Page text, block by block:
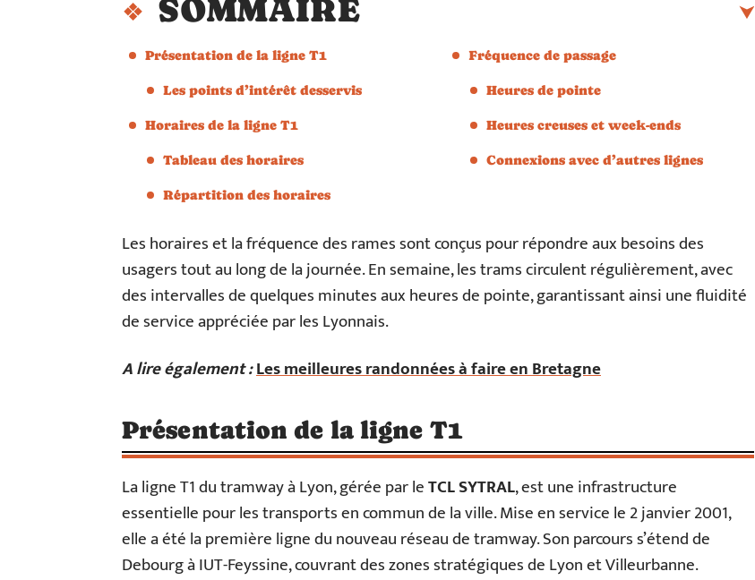
SOMMAIRE
Présentation de la ligne T1
Les points d’intérêt desservis
Horaires de la ligne T1
Tableau des horaires
Répartition des horaires
Fréquence de passage
Heures de pointe
Heures creuses et week-ends
Connexions avec d’autres lignes
Les horaires et la fréquence des rames sont conçus pour répondre aux besoins des
usagers tout au long de la journée. En semaine, les trams circulent régulièrement, avec
des intervalles de quelques minutes aux heures de pointe, garantissant ainsi une fluidité
de service appréciée par les Lyonnais.
A lire également :Les meilleures randonnées à faire en Bretagne
Présentation de la ligne T1
La ligne T1 du tramway à Lyon, gérée par leTCL SYTRAL, est une infrastructure
essentielle pour les transports en commun de la ville. Mise en service le 2 janvier 2001,
elle a été la première ligne du nouveau réseau de tramway. Son parcours s’étend de
Debourg à IUT-Feyssine, couvrant des zones stratégiques de Lyon et Villeurbanne.